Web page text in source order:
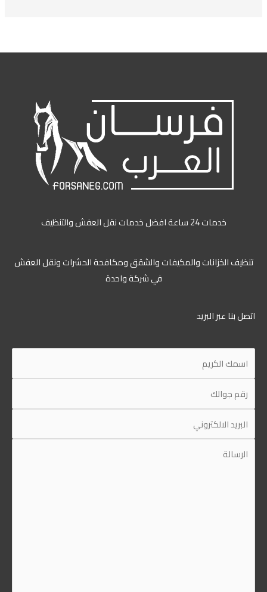
خدمات 24 ساعة افضل خدمات نقل العفش والتنظيف
الخزانات والمكيفات والشقق ومكافحة الحشرات ونقل العفش
في شركة واحدة
بنا عبر البريد